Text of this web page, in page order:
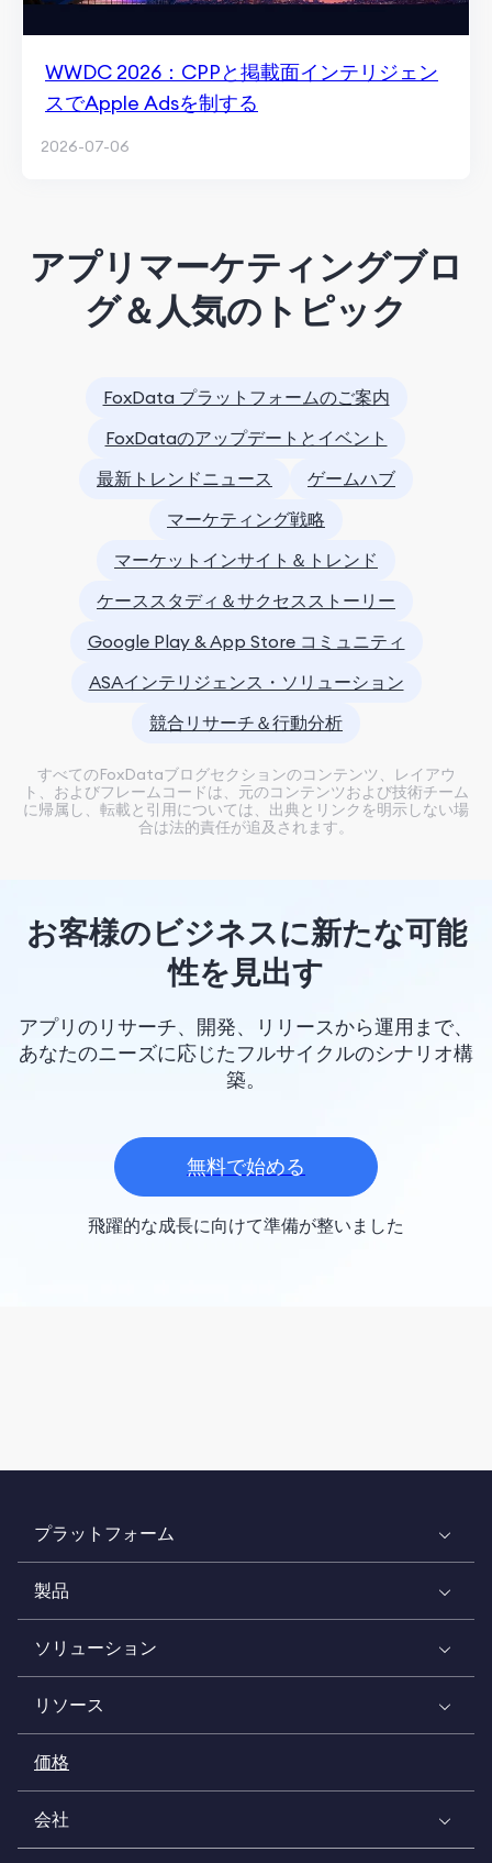
WWDC 2026：CPPと掲載面インテリジェン
スでApple Adsを制する
2026-07-06
アプリマーケティングブロ
グ＆人気のトピック
FoxData プラットフォームのご案内
FoxDataのアップデートとイベント
最新トレンドニュース
ゲームハブ
マーケティング戦略
マーケットインサイト＆トレンド
ケーススタディ＆サクセスストーリー
Google Play & App Store コミュニティ
ASAインテリジェンス・ソリューション
競合リサーチ＆行動分析
すべてのFoxDataブログセクションのコンテンツ、レイアウ
ト、およびフレームコードは、元のコンテンツおよび技術チーム
に帰属し、転載と引用については、出典とリンクを明示しない場
合は法的責任が追及されます。
お客様のビジネスに新たな可能
性を見出す
アプリのリサーチ、開発、リリースから運用まで、
あなたのニーズに応じたフルサイクルのシナリオ構
築。
無料で始める
飛躍的な成長に向けて準備が整いました
プラットフォーム
製品
ソリューション
リソース
価格
会社